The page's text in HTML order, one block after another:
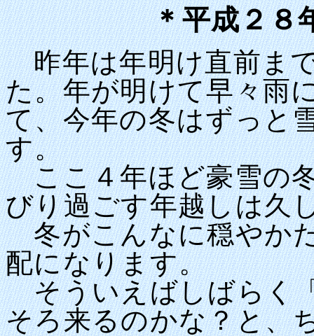
＊平成２８
昨年は年明け直前ま
た。年が明けて早々雨
て、今年の冬はずっと
す。
ここ４年ほど豪雪の
びり過ごす年越しは久
冬がこんなに穏やか
配になります。
そういえばしばらく
そろ来るのかな？と、